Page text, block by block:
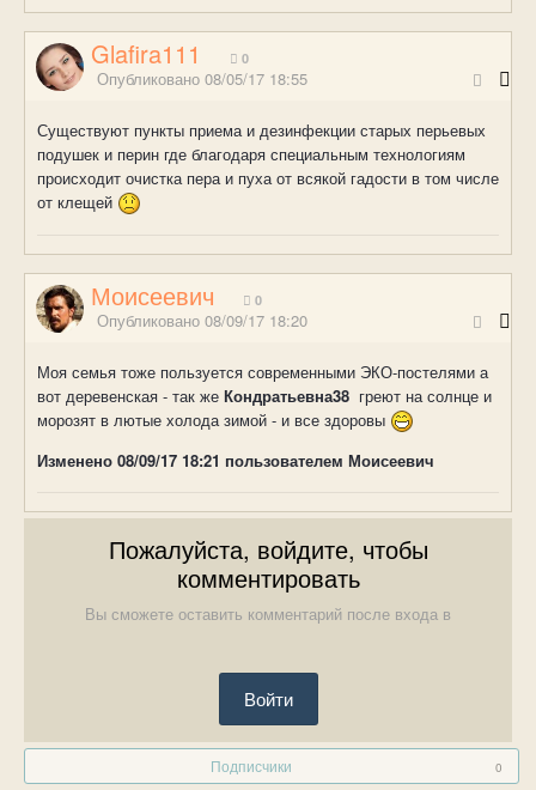
Glafira111 0
Опубликовано 08/05/17 18:55
Существуют пункты приема и дезинфекции старых перьевых
подушек и перин где благодаря специальным технологиям
происходит очистка пера и пуха от всякой гадости в том числе
от клещей
Моисеевич 0
Опубликовано 08/09/17 18:20
Моя семья тоже пользуется современными ЭКО-постелями а
вот деревенская - так же Кондратьевна38 греют на солнце и
морозят в лютые холода зимой - и все здоровы
Изменено 08/09/17 18:21 пользователем Моисеевич
Пожалуйста, войдите, чтобы
комментировать
Вы сможете оставить комментарий после входа в
Войти
Подписчики 0